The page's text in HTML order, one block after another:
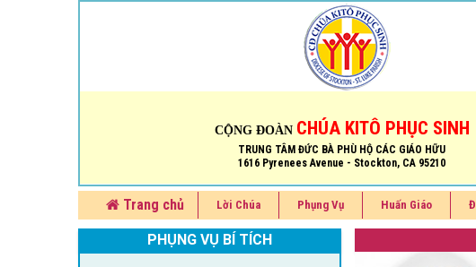
CỘNG ĐOÀN CHÚA KITÔ PHỤC SINH
TRUNG TÂM ĐỨC BÀ PHÙ HỘ CÁC GIÁO HỮU
1616 Pyrenees Avenue - Stockton, CA 95210
Trang chủ Lời Chúa Phụng Vụ Huấn Giáo
PHỤNG VỤ BÍ TÍCH